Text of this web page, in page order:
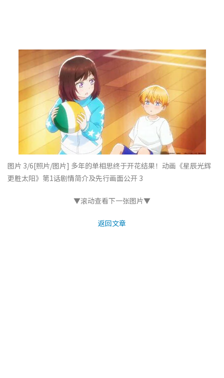
图片 3/6[照片/图片] 多年的单相思终于开花结果！动画《星辰光辉
更胜太阳》第1话剧情简介及先行画面公开 3
▼滚动查看下一张图片▼
返回文章